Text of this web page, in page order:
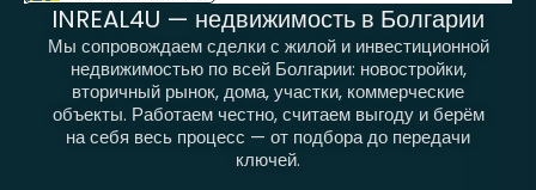
INREAL4U — недвижимость в Болгарии
Мы сопровождаем сделки с жилой и инвестиционной
недвижимостью по всей Болгарии: новостройки,
вторичный рынок, дома, участки, коммерческие
объекты. Работаем честно, считаем выгоду и берём
на себя весь процесс — от подбора до передачи
ключей.